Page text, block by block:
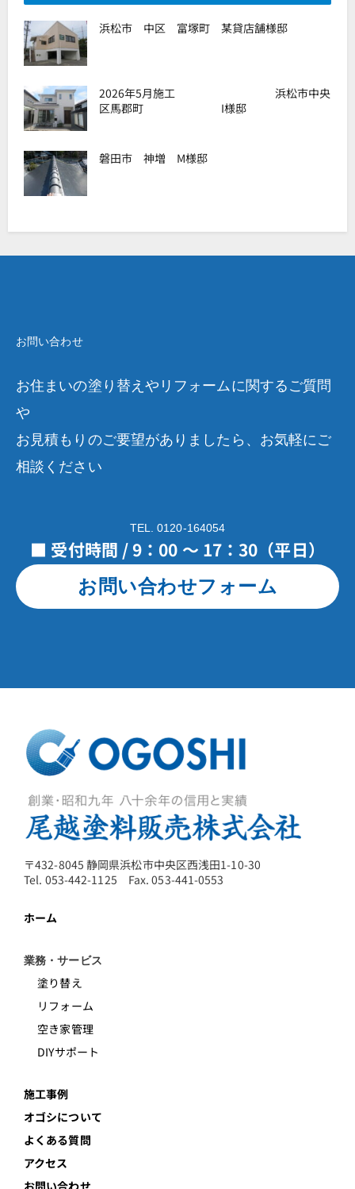
浜松市 中区 富塚町 某貸店舗様邸
2026年5月施工 浜松市中央
区馬郡町 I様邸
磐田市 神増 M様邸
お問い合わせ
お住まいの塗り替えやリフォームに関するご質問
や
お見積もりのご要望がありましたら、お気軽にご
相談ください
TEL. 0120-164054
■ 受付時間 / 9：00 ～ 17：30（平日）
お問い合わせフォーム
〒432-8045 静岡県浜松市中央区西浅田1-10-30
Tel. 053-442-1125 Fax. 053-441-0553
ホーム
業務・サービス
塗り替え
リフォーム
空き家管理
DIYサポート
施工事例
オゴシについて
よくある質問
アクセス